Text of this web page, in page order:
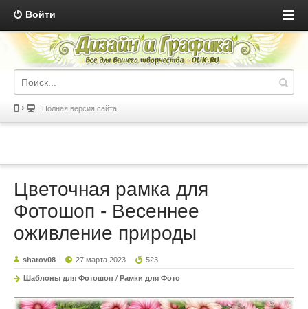
Войти
Полная версия сайта
Цветочная рамка для
Фотошоп - Весеннее
оживление природы
sharov08 27 марта 2023 523
Шаблоны для Фотошоп / Рамки для Фото